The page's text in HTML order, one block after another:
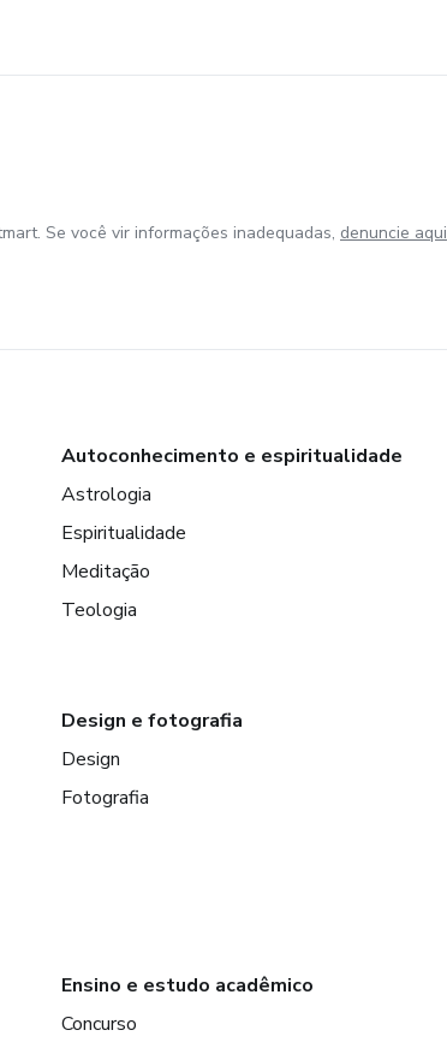
Se você vir informações inadequadas, denuncie aqui
Autoconhecimento e espiritualidade
Astrologia
Espiritualidade
Meditação
Teologia
Design e fotografia
Design
Fotografia
Ensino e estudo acadêmico
Concurso